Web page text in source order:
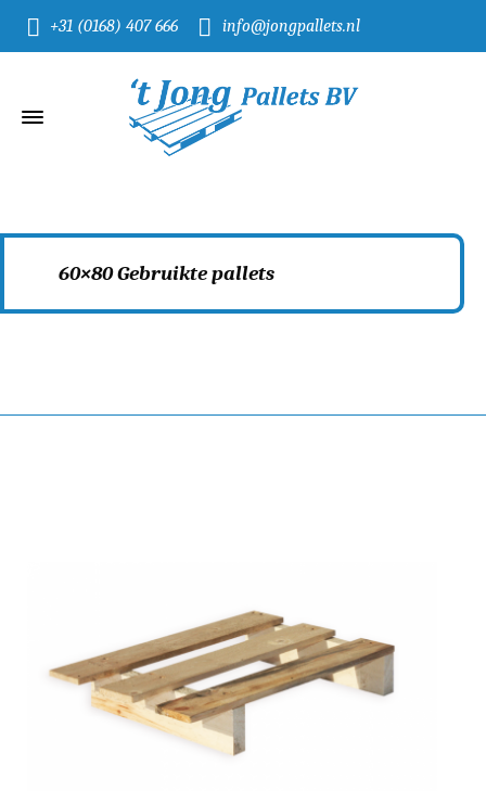
+31 (0168) 407 666 info@jongpallets.nl
60×80 Gebruikte pallets